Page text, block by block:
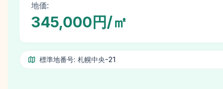
地価:
345,000円/㎡
標準地番号: 札幌中央-21